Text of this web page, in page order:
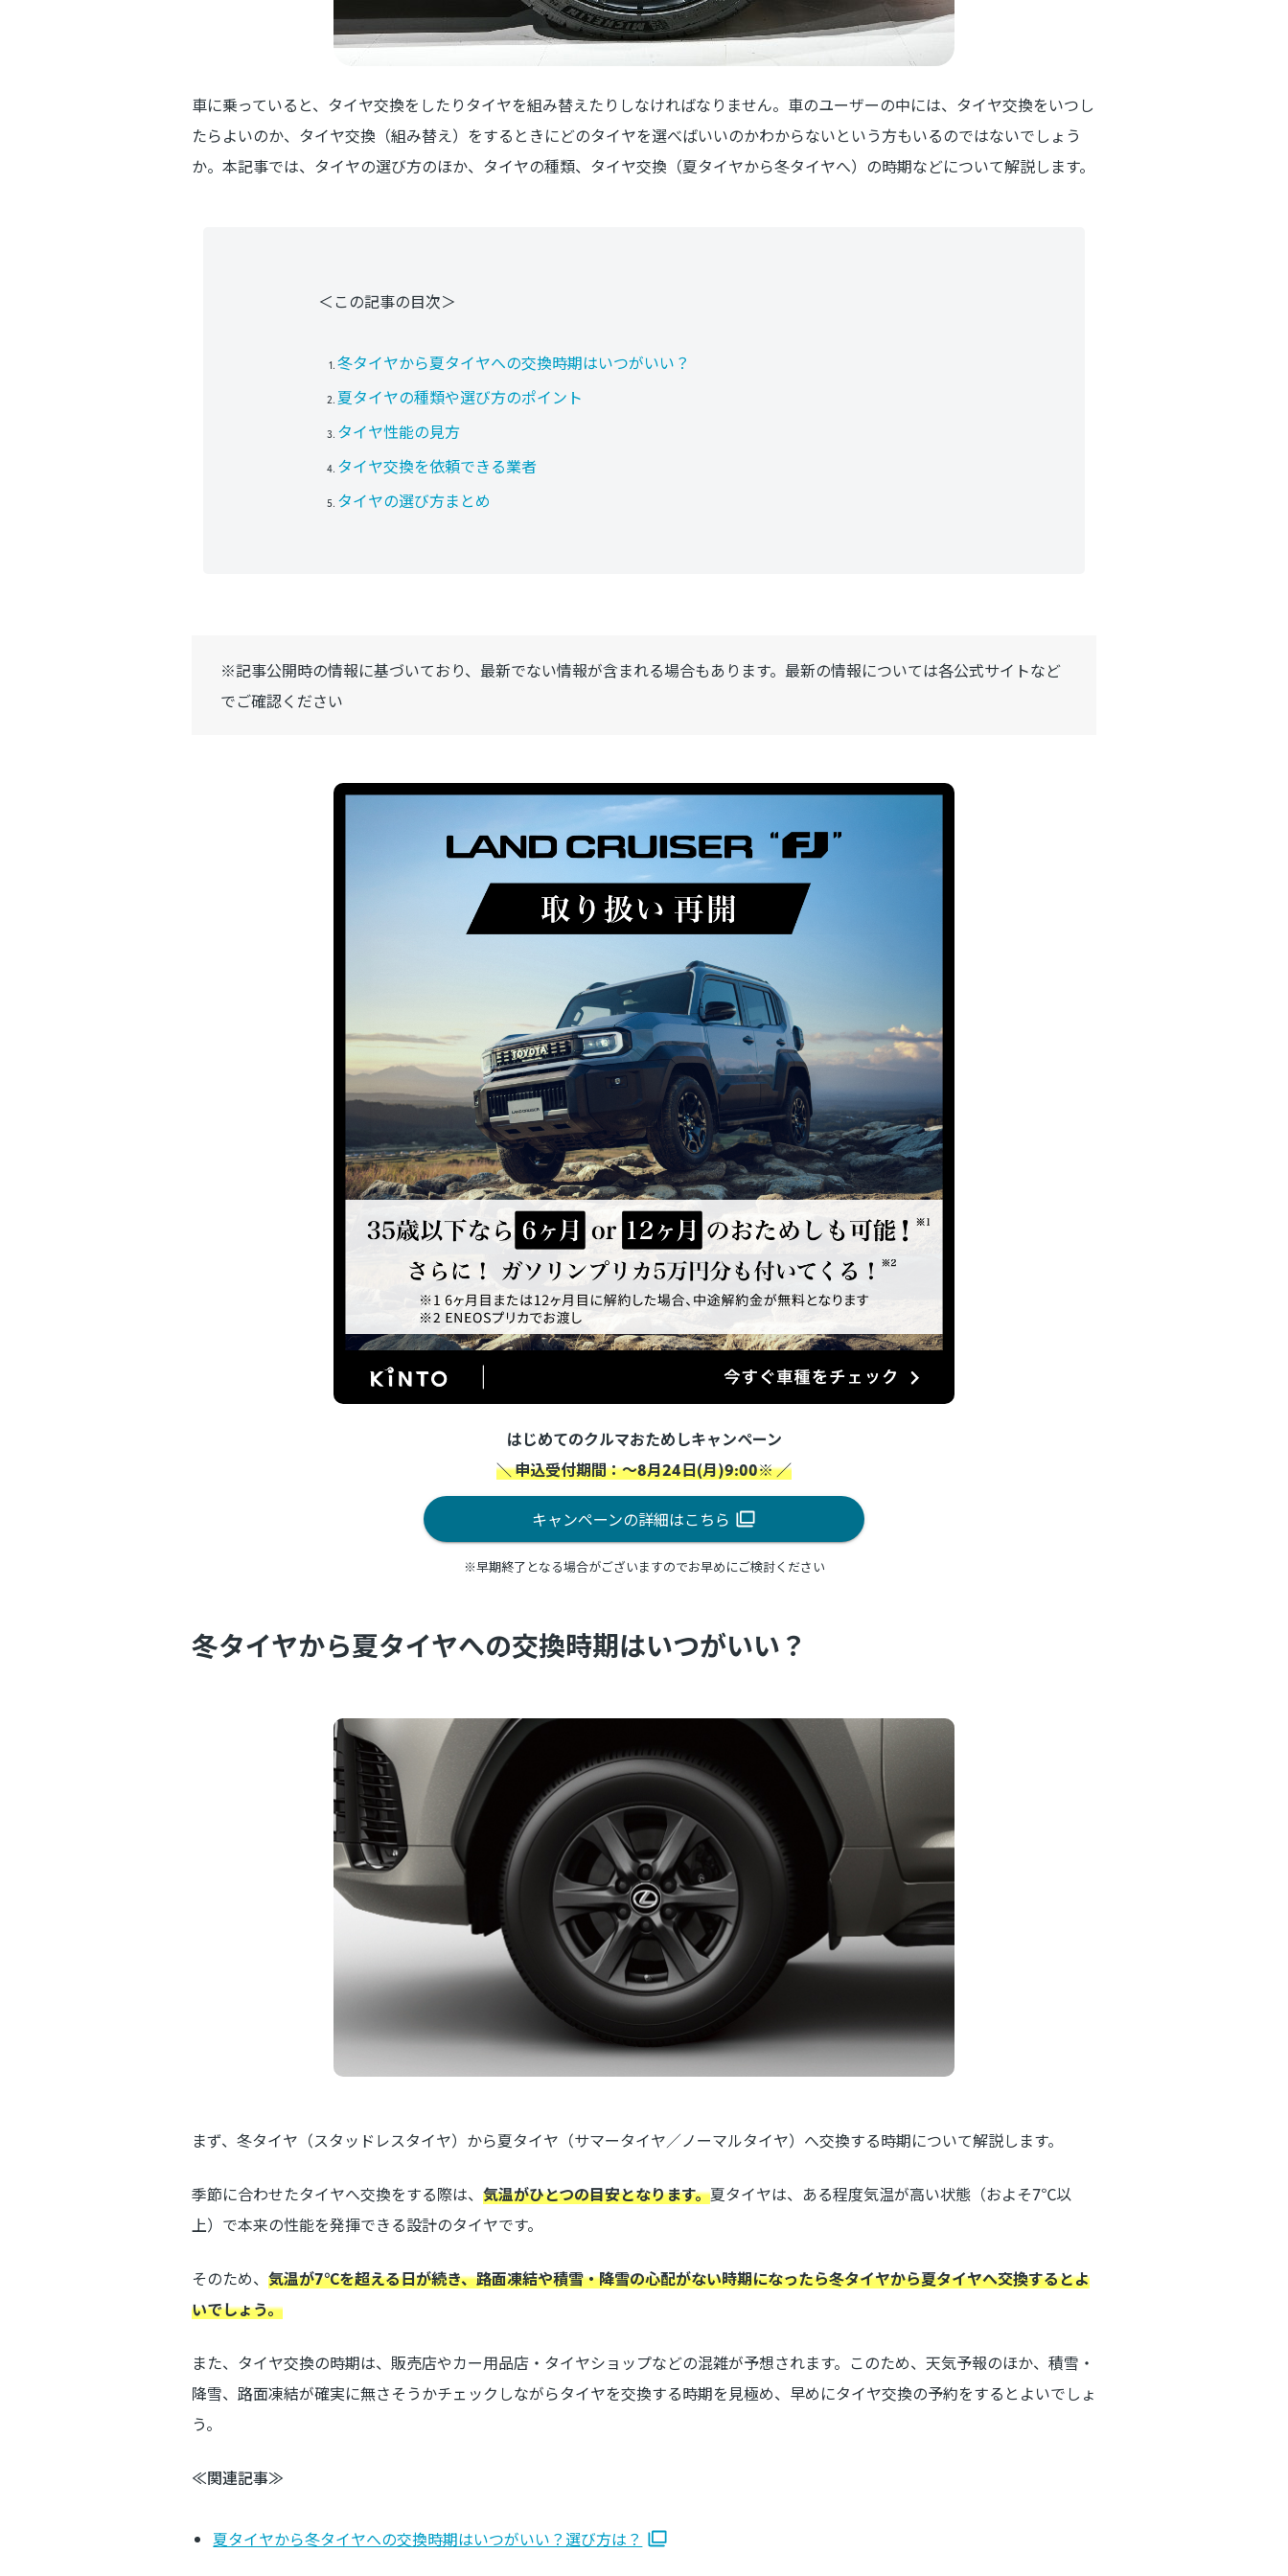
車に乗っていると、タイヤ交換をしたりタイヤを組み替えたりしなければなりません。車のユーザーの中には、タイヤ交換をいつし
たらよいのか、タイヤ交換（組み替え）をするときにどのタイヤを選べばいいのかわからないという方もいるのではないでしょう
か。本記事では、タイヤの選び方のほか、タイヤの種類、タイヤ交換（夏タイヤから冬タイヤへ）の時期などについて解説します。
＜この記事の目次＞
冬タイヤから夏タイヤへの交換時期はいつがいい？
夏タイヤの種類や選び方のポイント
タイヤ性能の見方
タイヤ交換を依頼できる業者
タイヤの選び方まとめ
※記事公開時の情報に基づいており、最新でない情報が含まれる場合もあります。最新の情報については各公式サイトなど
でご確認ください
はじめてのクルマおためしキャンペーン
＼ 申込受付期間：～8月24日(月)9:00※ ／
キャンペーンの詳細はこちら
※早期終了となる場合がございますのでお早めにご検討ください
冬タイヤから夏タイヤへの交換時期はいつがいい？
まず、冬タイヤ（スタッドレスタイヤ）から夏タイヤ（サマータイヤ／ノーマルタイヤ）へ交換する時期について解説します。
季節に合わせたタイヤへ交換をする際は、 気温がひとつの目安となります。夏タイヤは、ある程度気温が高い状態（およそ7℃以
上）で本来の性能を発揮できる設計のタイヤです。
そのため、 気温が7℃を超える日が続き、路面凍結や積雪・降雪の心配がない時期になったら冬タイヤから夏タイヤへ交換するとよ
いでしょう。
また、タイヤ交換の時期は、販売店やカー用品店・タイヤショップなどの混雑が予想されます。このため、天気予報のほか、積雪・
降雪、路面凍結が確実に無さそうかチェックしながらタイヤを交換する時期を見極め、早めにタイヤ交換の予約をするとよいでしょ
う。
≪関連記事≫
夏タイヤから冬タイヤへの交換時期はいつがいい？選び方は？